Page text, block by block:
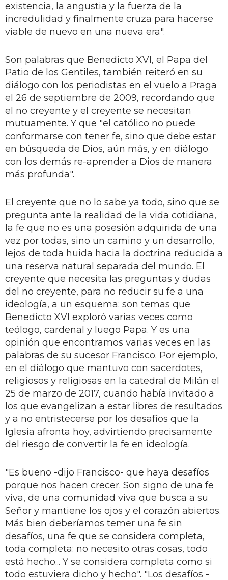
existencia, la angustia y la fuerza de la
incredulidad y finalmente cruza para hacerse
viable de nuevo en una nueva era".
Son palabras que Benedicto XVI, el Papa del
Patio de los Gentiles, también reiteró en su
diálogo con los periodistas en el vuelo a Praga
el 26 de septiembre de 2009, recordando que
el no creyente y el creyente se necesitan
mutuamente. Y que "el católico no puede
conformarse con tener fe, sino que debe estar
en búsqueda de Dios, aún más, y en diálogo
con los demás re-aprender a Dios de manera
más profunda".
El creyente que no lo sabe ya todo, sino que se
pregunta ante la realidad de la vida cotidiana,
la fe que no es una posesión adquirida de una
vez por todas, sino un camino y un desarrollo,
lejos de toda huida hacia la doctrina reducida a
una reserva natural separada del mundo. El
creyente que necesita las preguntas y dudas
del no creyente, para no reducir su fe a una
ideología, a un esquema: son temas que
Benedicto XVI exploró varias veces como
teólogo, cardenal y luego Papa. Y es una
opinión que encontramos varias veces en las
palabras de su sucesor Francisco. Por ejemplo,
en el diálogo que mantuvo con sacerdotes,
religiosos y religiosas en la catedral de Milán el
25 de marzo de 2017, cuando había invitado a
los que evangelizan a estar libres de resultados
y a no entristecerse por los desafíos que la
Iglesia afronta hoy, advirtiendo precisamente
del riesgo de convertir la fe en ideología.
"Es bueno -dijo Francisco- que haya desafíos
porque nos hacen crecer. Son signo de una fe
viva, de una comunidad viva que busca a su
Señor y mantiene los ojos y el corazón abiertos.
Más bien deberíamos temer una fe sin
desafíos, una fe que se considera completa,
toda completa: no necesito otras cosas, todo
está hecho... Y se considera completa como si
todo estuviera dicho y hecho". "Los desafíos -